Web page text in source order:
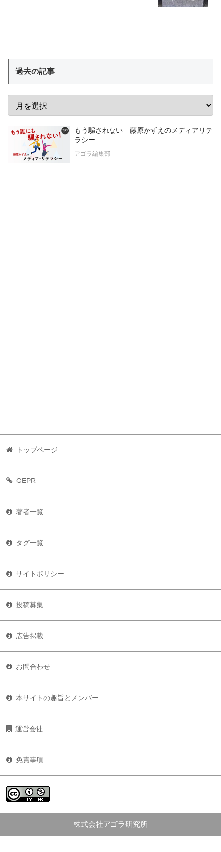
過去の記事
もう騙されない 藤原かずえのメディアリテ
ラシー
アゴラ編集部
トップページ
GEPR
著者一覧
タグ一覧
サイトポリシー
投稿募集
広告掲載
お問合わせ
本サイトの趣旨とメンバー
運営会社
免責事項
株式会社アゴラ研究所